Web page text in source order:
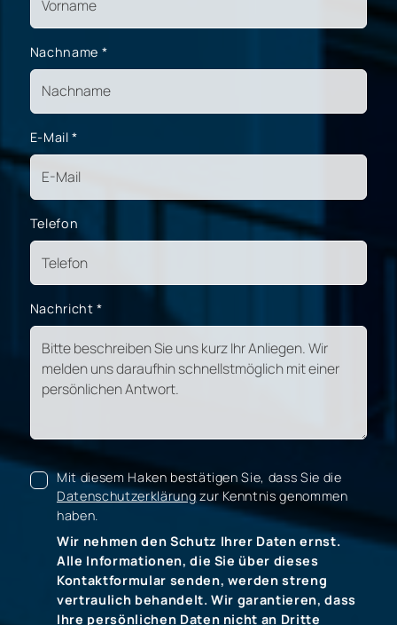
Nachname *
E-Mail*
Telefon
Nachricht*
Mit diesem Haken bestätigen Sie, dass Sie die
Datenschutzerklärungzur Kenntnis genommen
haben.
Wir nehmen den Schutz Ihrer Daten ernst.
Alle Informationen, die Sie über dieses
Kontaktformular senden, werden streng
vertraulich behandelt. Wir garantieren, dass
Ihre persönlichen Daten nicht an Dritte